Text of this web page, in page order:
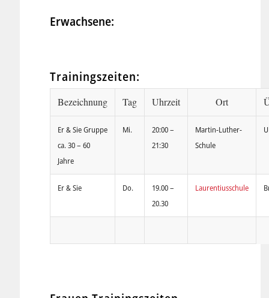
Erwachsene:
Trainingszeiten:
Bezeichnung Tag Uhrzeit Ort
Er & Sie Gruppe
ca. 30 – 60
Jahre
Mi.
20:00 –
21:30
Martin-Luther-
Schule
Er & Sie Do.
19.00 –
20.30
Laurentiusschule